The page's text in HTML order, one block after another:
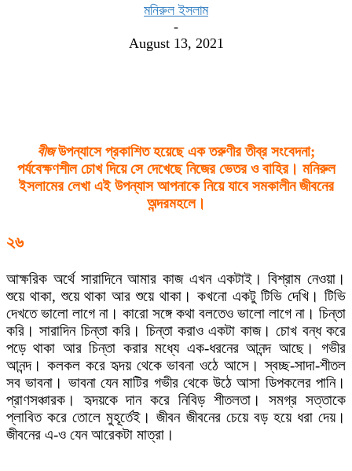
মনিরুল ইসলাম
-
August 13, 2021
বীজউপন্যাসে প্রকাশিত হয়েছে এক তরুণীর তীব্র সংবেদনা;
পর্যবেক্ষণশীল চোখ দিয়ে সে দেখেছে নিজের ভেতর ও বাহির। মনিরুল
ইসলামের লেখা এই উপন্যাস আপনাকে নিয়ে যাবে সমকালীন জীবনের
অন্দরমহলে।
২৬
আক্ষরিক অর্থে সারাদিনে আমার কাজ এখন একটাই। বিশ্রাম নেওয়া।
শুয়ে থাকা, শুয়ে থাকা আর শুয়ে থাকা। কখনো একটু টিভি দেখি। টিভি
দেখতে ভালো লাগে না। কারো সঙ্গে কথা বলতেও ভালো লাগে না। চিন্তা
করি। সারাদিন চিন্তা করি। চিন্তা করাও একটা কাজ। চোখ বন্ধ করে
পড়ে থাকা আর চিন্তা করার মধ্যে এক-ধরনের আনন্দ আছে। গভীর
আনন্দ। কলকল করে হৃদয় থেকে ভাবনা ওঠে আসে। স্বচ্ছ-সাদা-শীতল
সব ভাবনা। ভাবনা যেন মাটির গভীর থেকে উঠে আসা ডিপকলের পানি।
প্রাণসঞ্চারক। হৃদয়কে দান করে নিবিড় শীতলতা। সমগ্র সত্তাকে
প্লাবিত করে তোলে মুহূর্তেই। জীবন জীবনের চেয়ে বড় হয়ে ধরা দেয়।
জীবনের এ-ও যেন আরেকটা মাত্রা।